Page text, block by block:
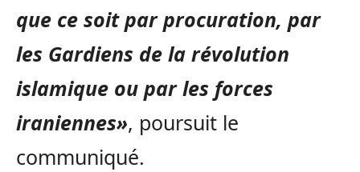
que ce soit par procuration, par
les Gardiens de la révolution
islamique ou par les forces
iraniennes», poursuit le
communiqué.